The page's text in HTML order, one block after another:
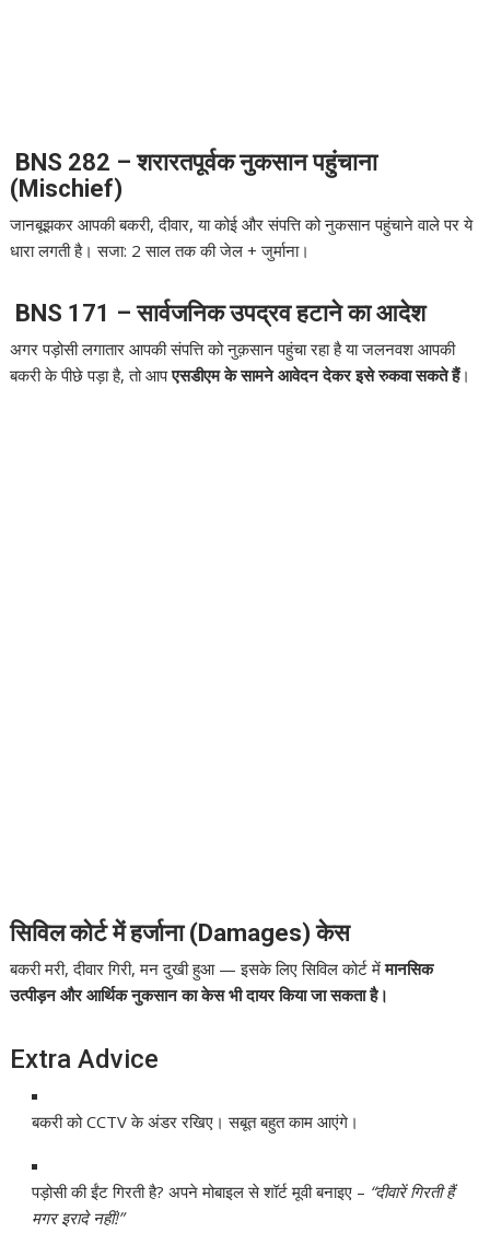
BNS 282 – शरारतपूर्वक नुकसान पहुंचाना
(Mischief)
जानबूझकर आपकी बकरी, दीवार, या कोई और संपत्ति को नुकसान पहुंचाने वाले पर ये
धारा लगती है। सजा: 2 साल तक की जेल + जुर्माना।
BNS 171 – सार्वजनिक उपद्रव हटाने का आदेश
अगर पड़ोसी लगातार आपकी संपत्ति को नुक़सान पहुंचा रहा है या जलनवश आपकी
बकरी के पीछे पड़ा है, तो आपएसडीएम के सामने आवेदन देकर इसे रुकवा सकते हैं।
सिविल कोर्ट में हर्जाना (Damages) केस
बकरी मरी, दीवार गिरी, मन दुखी हुआ — इसके लिए सिविल कोर्ट मेंमानसिक
उत्पीड़न और आर्थिक नुकसान का केस भी दायर किया जा सकता है।
Extra Advice
बकरी को CCTV के अंडर रखिए। सबूत बहुत काम आएंगे।
पड़ोसी की ईंट गिरती है? अपने मोबाइल से शॉर्ट मूवी बनाइए – “दीवारें गिरती हैं
मगर इरादे नहीं!”